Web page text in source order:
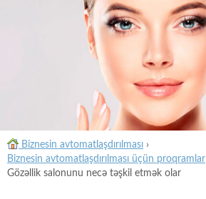
Biznesin avtomatlaşdırılması ›
Biznesin avtomatlaşdırılması üçün proqramlar
Gözəllik salonunu necə təşkil etmək olar